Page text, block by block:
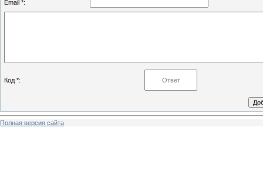
Email *:
Код *:
Полная версия сайта